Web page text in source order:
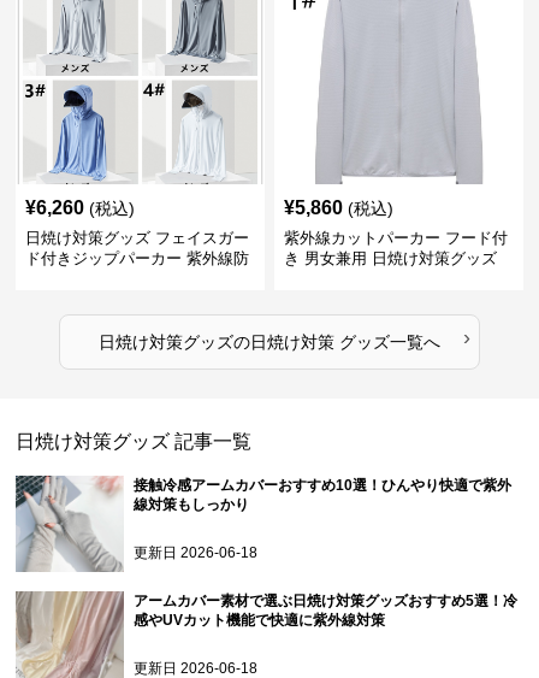
¥6,260 (税込)
日焼け対策グッズ フェイスガー
ド付きジップパーカー 紫外線防
¥5,860 (税込)
紫外線カットパーカー フード付
き 男女兼用 日焼け対策グッズ
日焼け対策グッズの日焼け対策 グッズ一覧へ ›
日焼け対策グッズ 記事一覧
接触冷感アームカバーおすすめ10選！ひんやり快適で紫外
線対策もしっかり
更新日2026-06-18
アームカバー素材で選ぶ日焼け対策グッズおすすめ5選！冷
感やUVカット機能で快適に紫外線対策
更新日2026-06-18